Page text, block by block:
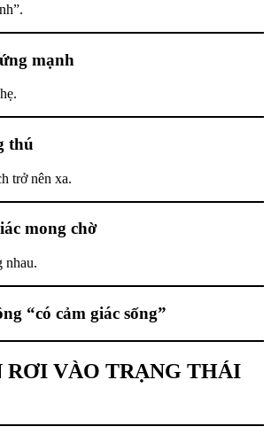
mạnh
thú
trở nên xa.
mong chờ
nhau.
“có cảm giác sống”
RƠI VÀO TRẠNG THÁI